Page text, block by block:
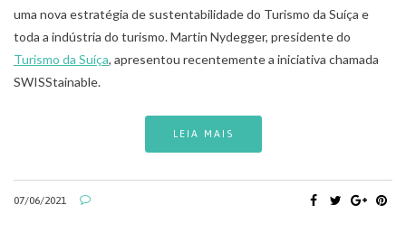
uma nova estratégia de sustentabilidade do Turismo da Suíça e
toda a indústria do turismo. Martin Nydegger, presidente do
Turismo da Suíça, apresentou recentemente a iniciativa chamada
SWISStainable.
LEIA MAIS
07/06/2021